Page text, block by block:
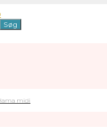
Søg
midi